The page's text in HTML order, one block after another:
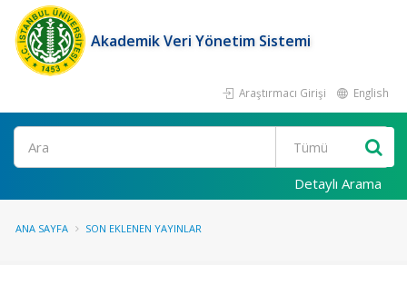
Akademik Veri Yönetim Sistemi
Araştırmacı Girişi English
Ara
Detaylı Arama
ANA SAYFA SON EKLENEN YAYINLAR